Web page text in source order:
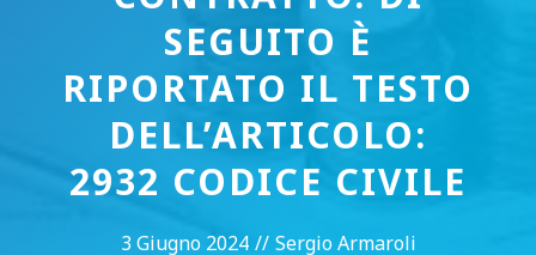
SEGUITO È
RIPORTATO IL TESTO
DELL’ARTICOLO:
2932 CODICE CIVILE
3 Giugno 2024 // Sergio Armaroli